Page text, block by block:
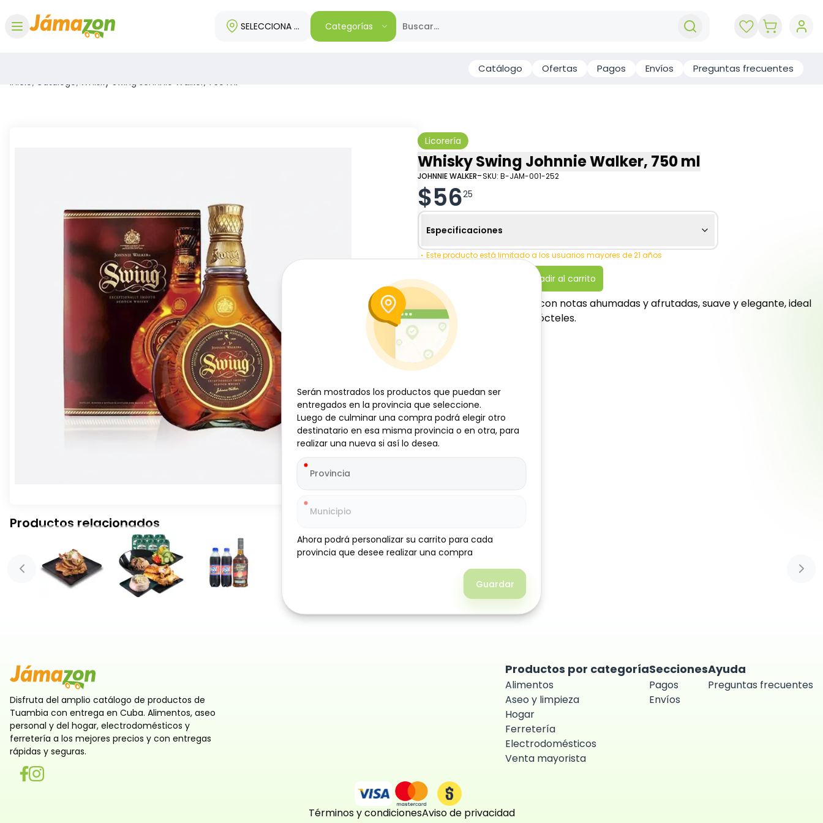
SELECCIONA TU REGIÓNCategorías
Catálogo Ofertas Pagos Envíos Preguntas frecuentes
Inicio/ Catálogo/ Whisky Swing Johnnie Walker, 750 ml
Licorería
Whisky Swing Johnnie Walker, 750 ml
JOHNNIE WALKER-SKU: B-JAM-001-252
$5625
Especificaciones
Este producto está limitado a los usuarios mayores de 21 años
- Añadir al carrito
Whisky escocés blended con notas ahumadas y afrutadas, suave y elegante, ideal
para disfrutar solo o en cócteles.
Productos relacionados
Diapositiva anterior
Disfruta del amplio catálogo de productos de
Tuambia con entrega en Cuba. Alimentos, aseo
personal y del hogar, electrodomésticos y
ferretería a los mejores precios y con entregas
rápidas y seguras.
Productos por categoría
Alimentos
Aseo y limpieza
Hogar
Ferretería
Electrodomésticos
Venta mayorista
Secciones
Pagos
Envíos
Ayuda
Preguntas frecuentes
Términos y condicionesAviso de privacidad
Serán mostrados los productos que puedan ser
entregados en la provincia que seleccione.
Luego de culminar una compra podrá elegir otro
destinatario en esa misma provincia o en otra, para
realizar una nueva si así lo desea.
Ahora podrá personalizar su carrito para cada
provincia que desee realizar una compra
Guardar
Serán mostrados los productos que puedan ser
entregados en la provincia que seleccione.
Luego de culminar una compra podrá elegir otro
destinatario en esa misma provincia o en otra, para
realizar una nueva si así lo desea.
Ahora podrá personalizar su carrito para cada
provincia que desee realizar una compra
Guardar